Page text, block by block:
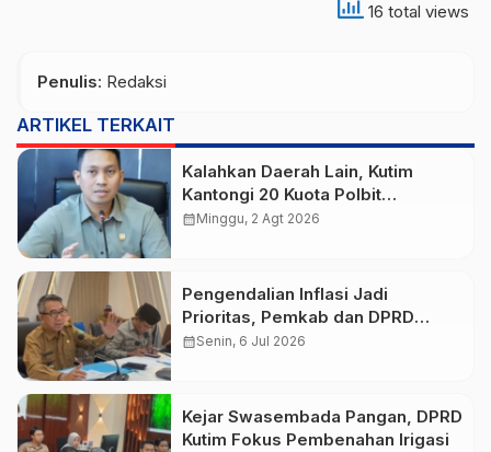
16 total views
Penulis: Redaksi
ARTIKEL TERKAIT
Kalahkan Daerah Lain, Kutim
Kantongi 20 Kuota Polbit
Kemenhub untuk Putra Daerah
calendar_monthMinggu, 2 Agt 2026
Pengendalian Inflasi Jadi
Prioritas, Pemkab dan DPRD
Kutim Perkuat Sinergi Jaga
calendar_monthSenin, 6 Jul 2026
Kejar Swasembada Pangan, DPRD
Kutim Fokus Pembenahan Irigasi